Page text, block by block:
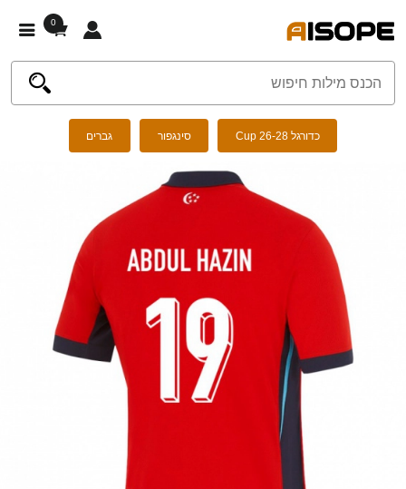
0
כדורגל Cup 26-28 סינגפור גברים